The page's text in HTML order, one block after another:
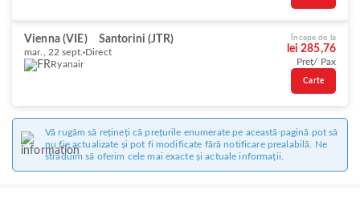
Vienna (VIE) Santorini (JTR)
mar., 22 sept. Direct
Ryanair
Începe de la
lei 285,76
Preț/ Pax
Carte
Vă rugăm să rețineți că prețurile enumerate pe această pagină pot să
nu fie actualizate și pot fi modificate fără notificare prealabilă. Ne
străduim să oferim cele mai exacte și actuale informații.